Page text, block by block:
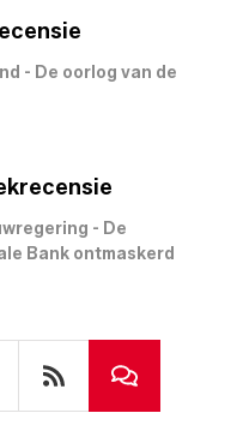
- De oorlog van de
- De
Bank ontmaskerd